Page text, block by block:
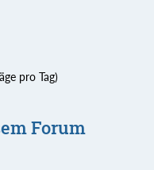
pro Tag)
Forum